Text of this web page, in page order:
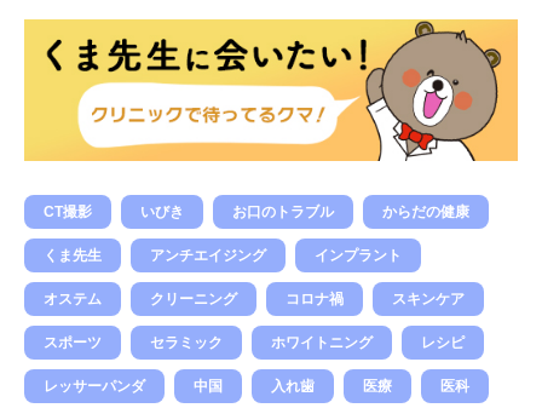
CT撮影 いびき お口のトラブル からだの健康
くま先生 アンチエイジング インプラント
オステム クリーニング コロナ禍 スキンケア
スポーツ セラミック ホワイトニング レシピ
レッサーパンダ 中国 入れ歯 医療 医科